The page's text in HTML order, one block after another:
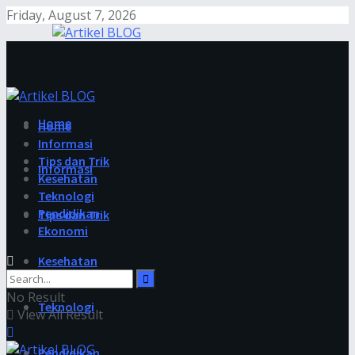
Friday, August 7, 2026
Home
Informasi
Tips dan Trik
Kesehatan
Teknologi
Home
Informasi
Tips dan Trik
Kesehatan
Teknologi
Pendidikan
Ekonomi
No Result
View All Result